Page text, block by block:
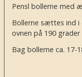
Pensl bollerne med
Bollerne sættes ind i
ovnen på 190
Bag bollerne ca. 17-